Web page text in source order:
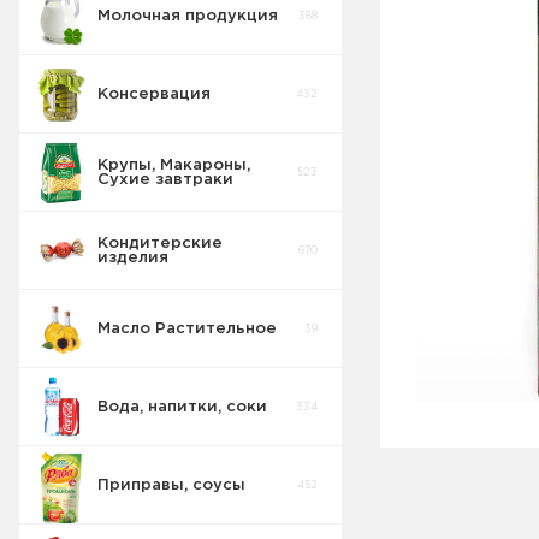
Молочная продукция 368
Консервация 432
Крупы, Макароны,
Сухие завтраки
523
Кондитерские
изделия
670
Масло Растительное 39
Вода, напитки, соки 334
Соки Нектары
Приправы, соусы 452